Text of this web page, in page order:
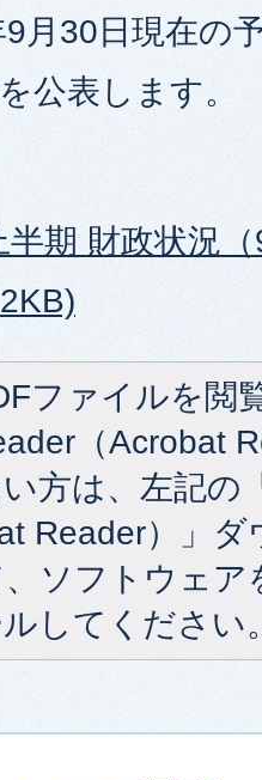
月30日現在の
公表します。
半期 財政状況
ファイルを閲
（Acrobat
方は、左記の
Reader）」
ソフトウェア
してください